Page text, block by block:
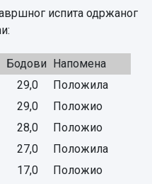
испита одржаног
Бодови Напомена
29,0
Положила
29,0
Положио
28,0
Положио
27,0
Положила
17,0
Положио